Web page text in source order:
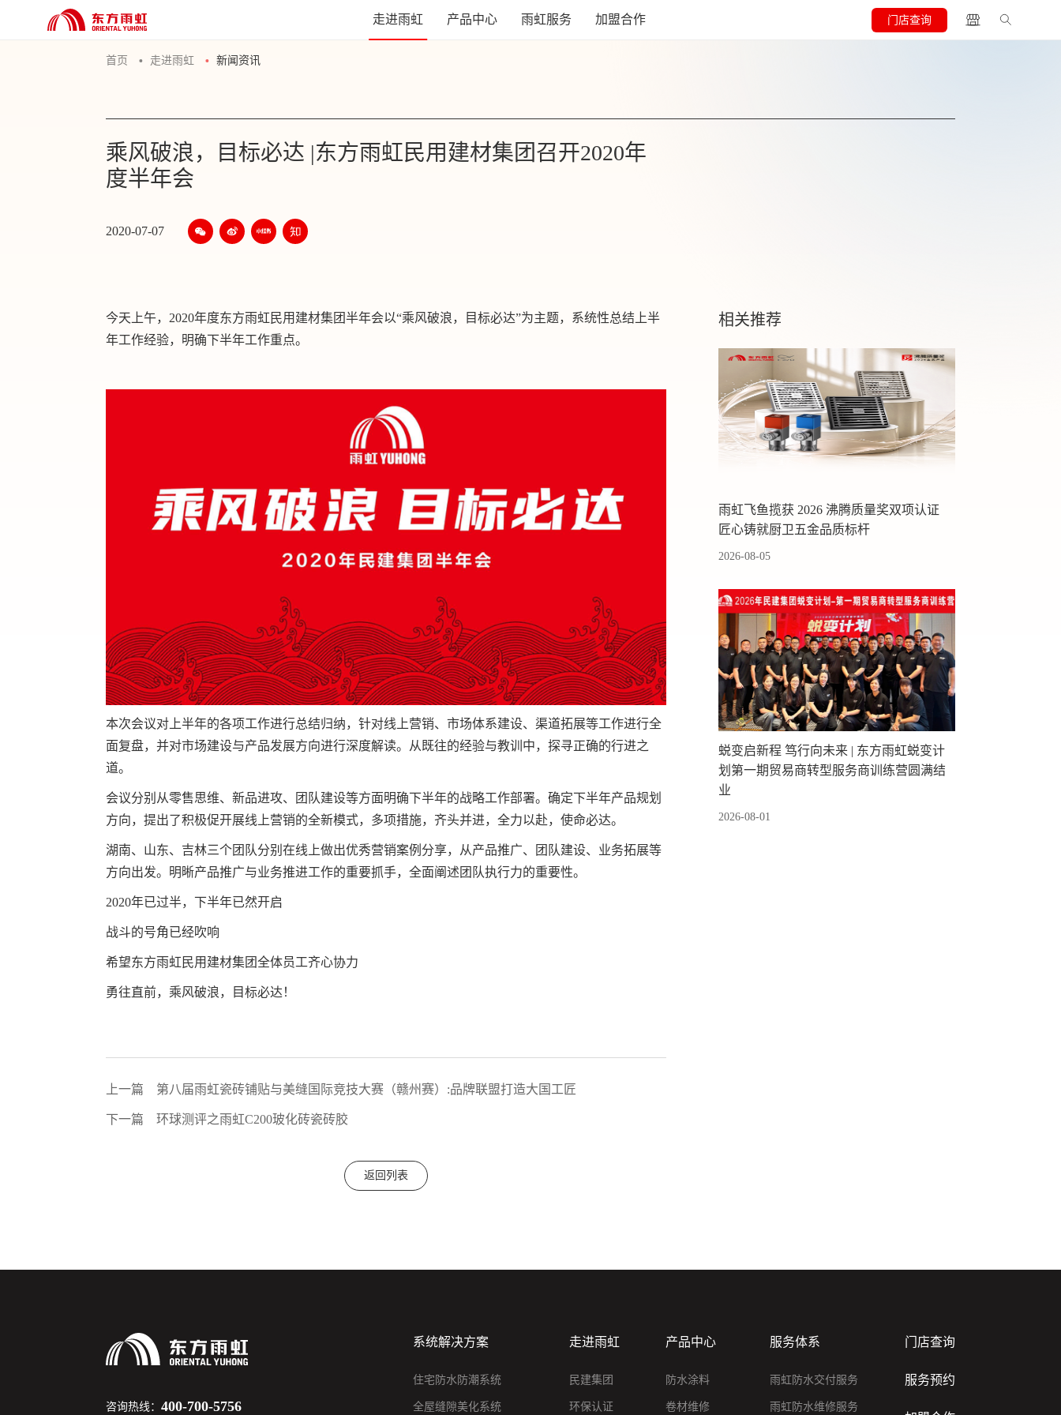
走进雨虹 产品中心 雨虹服务 加盟合作 门店查询
首页 走进雨虹 新闻资讯
乘风破浪，目标必达 |东方雨虹民用建材集团召开2020年
度半年会
2020-07-07
今天上午，2020年度东方雨虹民用建材集团半年会以“乘风破浪，目标必达”为主题，系统性总结上半
年工作经验，明确下半年工作重点。
本次会议对上半年的各项工作进行总结归纳，针对线上营销、市场体系建设、渠道拓展等工作进行全
面复盘，并对市场建设与产品发展方向进行深度解读。从既往的经验与教训中，探寻正确的行进之
道。
会议分别从零售思维、新品进攻、团队建设等方面明确下半年的战略工作部署。确定下半年产品规划
方向，提出了积极促开展线上营销的全新模式，多项措施，齐头并进，全力以赴，使命必达。
湖南、山东、吉林三个团队分别在线上做出优秀营销案例分享，从产品推广、团队建设、业务拓展等
方向出发。明晰产品推广与业务推进工作的重要抓手，全面阐述团队执行力的重要性。
2020年已过半，下半年已然开启
战斗的号角已经吹响
希望东方雨虹民用建材集团全体员工齐心协力
勇往直前，乘风破浪，目标必达！
上一篇 第八届雨虹瓷砖铺贴与美缝国际竞技大赛（赣州赛）:品牌联盟打造大国工匠
下一篇 环球测评之雨虹C200玻化砖瓷砖胶
返回列表
相关推荐
雨虹飞鱼揽获 2026 沸腾质量奖双项认证
匠心铸就厨卫五金品质标杆
2026-08-05
蜕变启新程 笃行向未来 | 东方雨虹蜕变计
划第一期贸易商转型服务商训练营圆满结
业
2026-08-01
咨询热线：400-700-5756
系统解决方案
住宅防水防潮系统
全屋缝隙美化系统
走进雨虹
民建集团
环保认证
产品中心
防水涂料
卷材维修
服务体系
雨虹防水交付服务
雨虹防水维修服务
门店查询
服务预约